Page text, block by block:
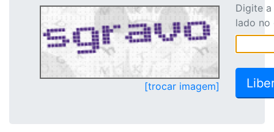
[trocar imagem]
Digite
lado no